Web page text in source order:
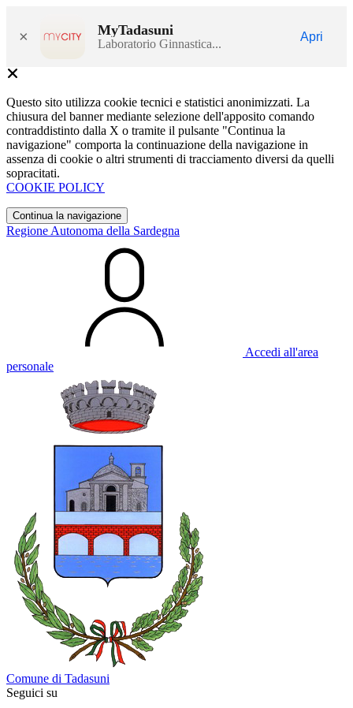
× MyTadasuni
Laboratorio Ginnastica...
Apri
Questo sito utilizza cookie tecnici e statistici anonimizzati. La
chiusura del banner mediante selezione dell'apposito comando
contraddistinto dalla X o tramite il pulsante "Continua la
navigazione" comporta la continuazione della navigazione in
assenza di cookie o altri strumenti di tracciamento diversi da quelli
sopracitati.
COOKIE POLICY
Continua la navigazione
Regione Autonoma della Sardegna
Accedi all'area
personale
Comune di Tadasuni
Seguici su